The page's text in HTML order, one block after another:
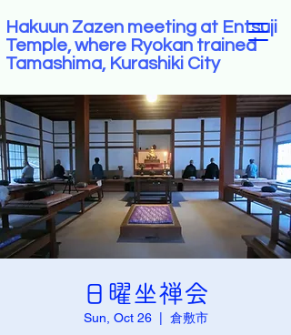
Hakuun Zazen meeting at Entsuji
Temple, where Ryokan trained
Tamashima, Kurashiki City
日曜坐禅会
Sun, Oct 26
  |
倉敷市